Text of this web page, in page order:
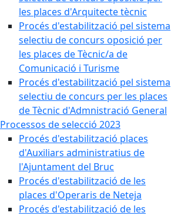
les places d'Arquitecte tècnic
Procés d'estabilització pel sistema
selectiu de concurs oposició per
les places de Tècnic/a de
Comunicació i Turisme
Procés d'estabilització pel sistema
selectiu de concurs per les places
de Tècnic d'Admnistració General
Processos de selecció 2023
Procés d'estabilització places
d'Auxiliars administratius de
l'Ajuntament del Bruc
Procés d'estabilització de les
places d'Operaris de Neteja
Procés d'estabilització de les